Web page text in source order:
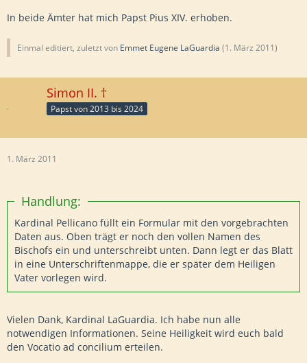
In beide Ämter hat mich Papst Pius XIV. erhoben.
Einmal editiert, zuletzt von Emmet Eugene LaGuardia (1. März 2011)
Simon II. †
Papst von 2013 bis 2024
1. März 2011
Handlung:
Kardinal Pellicano füllt ein Formular mit den vorgebrachten
Daten aus. Oben trägt er noch den vollen Namen des
Bischofs ein und unterschreibt unten. Dann legt er das Blatt
in eine Unterschriftenmappe, die er später dem Heiligen
Vater vorlegen wird.
Vielen Dank, Kardinal LaGuardia. Ich habe nun alle
notwendigen Informationen. Seine Heiligkeit wird euch bald
den Vocatio ad concilium erteilen.